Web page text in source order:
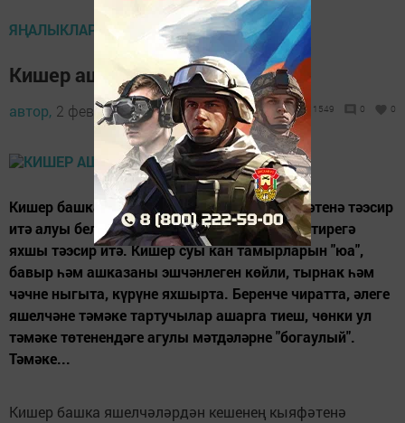
ЯҢАЛЫКЛАР ТАСМАСЫ
Кишер ашарга кирәк!
автор, 2 февраль 2018 - 10:22 1549 0 0
Кишер башка яшелчәләрдән кешенең кыяфәтенә тәэсир
итә алуы белән аерылып тора. Ул бигрәк тә тирегә
яхшы тәэсир итә. Кишер суы кан тамырларын "юа",
бавыр һәм ашказаны эшчәнлеген көйли, тырнак һәм
чәчне ныгыта, күрүне яхшырта. Беренче чиратта, әлеге
яшелчәне тәмәке тартучылар ашарга тиеш, чөнки ул
тәмәке төтенендәге агулы мәтдәләрне "богаулый".
Тәмәке...
Кишер башка яшелчәләрдән кешенең кыяфәтенә